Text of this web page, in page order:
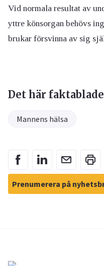
Vid normala resultat av
yttre könsorgan behövs
brukar försvinna av sig
Det här
Mannens hälsa
Prenumerera på